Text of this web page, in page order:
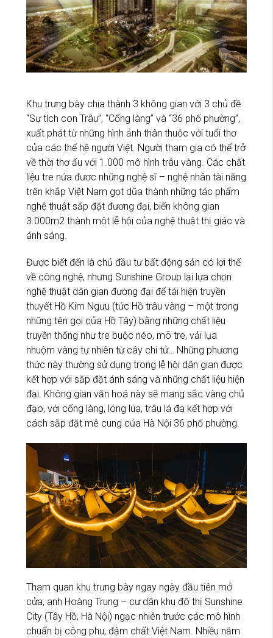
Khu trưng bày chia thành 3 không gian với 3 chủ đề
“Sự tích con Trâu”, “Cổng làng” và “36 phố phường”,
xuất phát từ những hình ảnh thân thuộc với tuổi thơ
của các thế hệ người Việt. Người tham gia có thể trở
về thời thơ ấu với 1.000 mô hình trâu vàng. Các chất
liệu tre nứa được những nghệ sĩ – nghệ nhân tài năng
trên khắp Việt Nam gọt dũa thành những tác phẩm
nghệ thuật sắp đặt đương đại, biến không gian
3.000m2 thành một lễ hội của nghệ thuật thị giác và
ánh sáng.
Được biết đến là chủ đầu tư bất động sản có lợi thế
về công nghệ, nhưng Sunshine Group lại lựa chọn
nghệ thuật dân gian đương đại để tái hiện truyền
thuyết Hồ Kim Ngưu (tức Hồ trâu vàng – một trong
những tên gọi của Hồ Tây) bằng những chất liệu
truyền thống như tre buộc néo, mõ tre, vải lụa
nhuộm vàng tự nhiên từ cây chi tử… Những phương
thức này thường sử dụng trong lễ hội dân gian được
kết hợp với sắp đặt ánh sáng và những chất liệu hiện
đại. Không gian văn hoá này sẽ mang sắc vàng chủ
đạo, với cổng làng, lóng lúa, trâu lá đa kết hợp với
cách sắp đặt mê cung của Hà Nội 36 phố phường.
Tham quan khu trưng bày ngay ngày đầu tiên mở
cửa, anh Hoàng Trung – cư dân khu đô thị Sunshine
City (Tây Hồ, Hà Nội) ngạc nhiên trước các mô hình
chuẩn bị công phu, đậm chất Việt Nam. Nhiều năm